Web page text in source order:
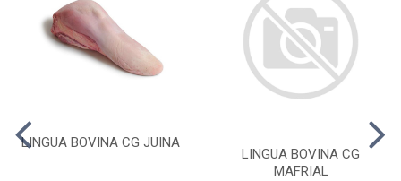
LINGUA BOVINA CG JUINA
LINGUA BOVINA CG
MAFRIAL